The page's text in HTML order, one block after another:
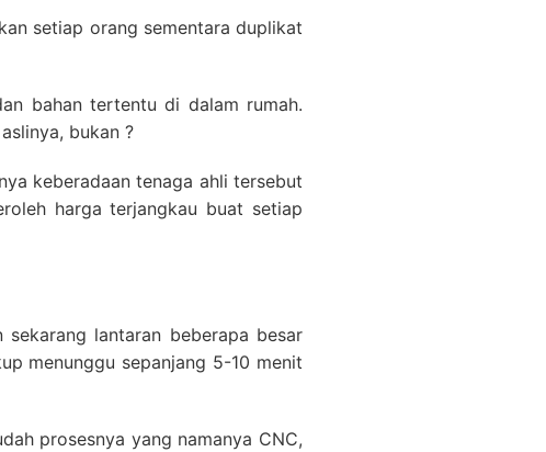
setiap orang sementara duplikat
bahan tertentu di dalam rumah.
bukan ?
keberadaan tenaga ahli tersebut
harga terjangkau buat setiap
lantaran beberapa besar
menunggu sepanjang 5-10 menit
prosesnya yang namanya CNC,